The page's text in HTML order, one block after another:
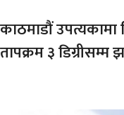
काठमाडौं उपत्यकामा
तापक्रम ३ डिग्रीसम्म